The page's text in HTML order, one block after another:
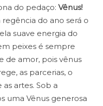
do pedaço: Vênus!
do ano será o
suave energia do
peixes é sempre
de amor, pois vênus
as parcerias, o
artes. Sob a
uma Vênus generosa